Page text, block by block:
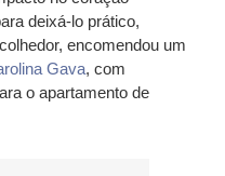
deixá-lo prático,
encomendou um
Gava, com
o apartamento de